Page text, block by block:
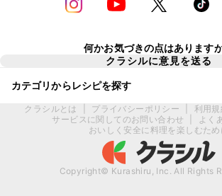
何かお気づきの点はあります
クラシルに意見を送る
カテゴリからレシピを探す
クラシルとは プライバシーポリシー 利用規
サービスに関してのお問い合わせ
よく
おいしく安全に料理を楽しむため
Copyright© Kurashiru, Inc. All Rights